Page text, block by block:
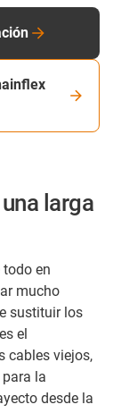
larga
todo en
mucho
sustituir los
el
cables viejos,
la
desde la